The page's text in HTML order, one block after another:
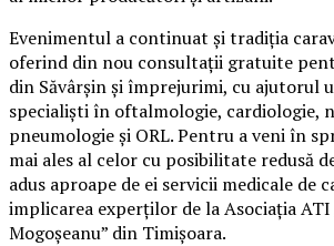
Evenimentul a continuat și tradiția
oferind din nou consultații gratuite
din Săvârșin și împrejurimi, cu ajutorul
specialiști în oftalmologie, cardiologie,
pneumologie și ORL. Pentru a veni în
mai ales al celor cu posibilitate redusă
adus aproape de ei servicii medicale de
implicarea experților de la Asociația ATI
Mogoșeanu” din Timișoara.